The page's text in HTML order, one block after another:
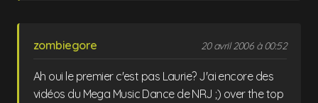
zombiegore 20 avril 2006 à 00:52
Ah oui le premier c'est pas Laurie? J'ai encore des
vidéos du Mega Music Dance de NRJ ;) over the top